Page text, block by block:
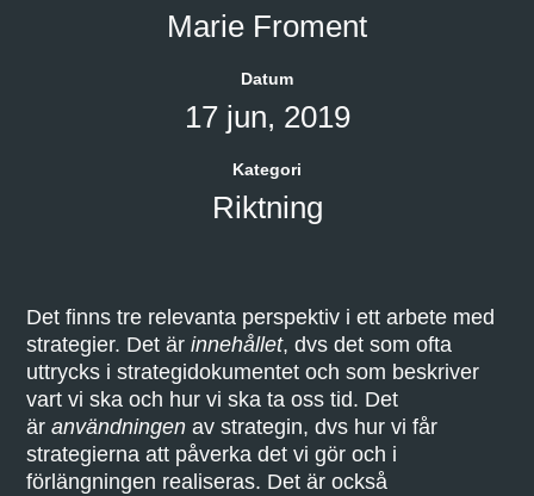
Marie Froment
Datum
17 jun, 2019
Kategori
Riktning
Det finns tre relevanta perspektiv i ett arbete med
strategier. Det ärinnehållet, dvs det som ofta
uttrycks i strategidokumentet och som beskriver
vart vi ska och hur vi ska ta oss tid. Det
äranvändningen av strategin, dvs hur vi får
strategierna att påverka det vi gör och i
förlängningen realiseras. Det är också